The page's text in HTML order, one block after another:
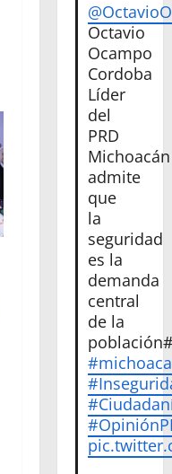
Octavio
Ocampo
Cordoba
Líder
del
PRD
Michoacán
admite
que
la
seguridad
es la
demanda
central
de la